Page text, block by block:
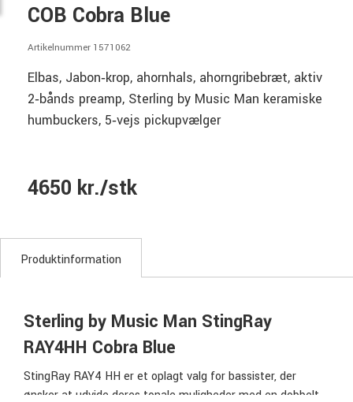
COB Cobra Blue
Artikelnummer 1571062
Elbas, Jabon‑krop, ahornhals, ahorngribebræt, aktiv
2‑bånds preamp, Sterling by Music Man keramiske
humbuckers, 5‑vejs pickupvælger
4650 kr./stk
Produktinformation
Sterling by Music Man StingRay
RAY4HH Cobra Blue
StingRay RAY4 HH er et oplagt valg for bassister, der
ønsker at udvide deres tonale muligheder med en dobbelt